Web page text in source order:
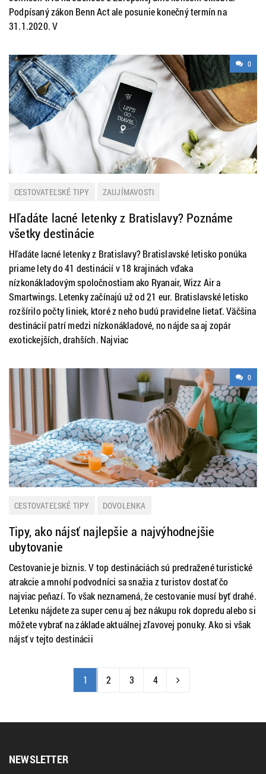
Podpísaný zákon Benn Act ale posunie konečný termín na
31.1.2020. V
0
CESTOVATEĽSKÉ TIPY ZAUJÍMAVOSTI
Hľadáte lacné letenky z Bratislavy? Poznáme
všetky destinácie
Hľadáte lacné letenky z Bratislavy? Bratislavské letisko ponúka
priame lety do 41 destinácií v 18 krajinách vďaka
nízkonákladovým spoločnostiam ako Ryanair, Wizz Air a
Smartwings. Letenky začínajú už od 21 eur. Bratislavské letisko
rozšírilo počty liniek, ktoré z neho budú pravidelne lietať. Väčšina
destinácií patrí medzi nízkonákladové, no nájde sa aj zopár
exotickejších, drahších. Najviac
0
CESTOVATEĽSKÉ TIPY DOVOLENKA
Tipy, ako nájsť najlepšie a najvýhodnejšie
ubytovanie
Cestovanie je biznis. V top destináciách sú predražené turistické
atrakcie a mnohí podvodníci sa snažia z turistov dostať čo
najviac peňazí. To však neznamená, že cestovanie musí byť drahé.
Letenku nájdete za super cenu aj bez nákupu rok dopredu alebo si
môžete vybrať na základe aktuálnej zľavovej ponuky. Ako si však
nájsť v tejto destinácii
1 2 3 4
NEWSLETTER